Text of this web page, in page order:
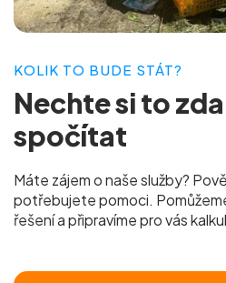
KOLIK TO BUDE STÁT?
Nechte si to
spočítat
Máte zájem o naše služby?
potřebujete pomoci.
řešení a připravíme pro vás